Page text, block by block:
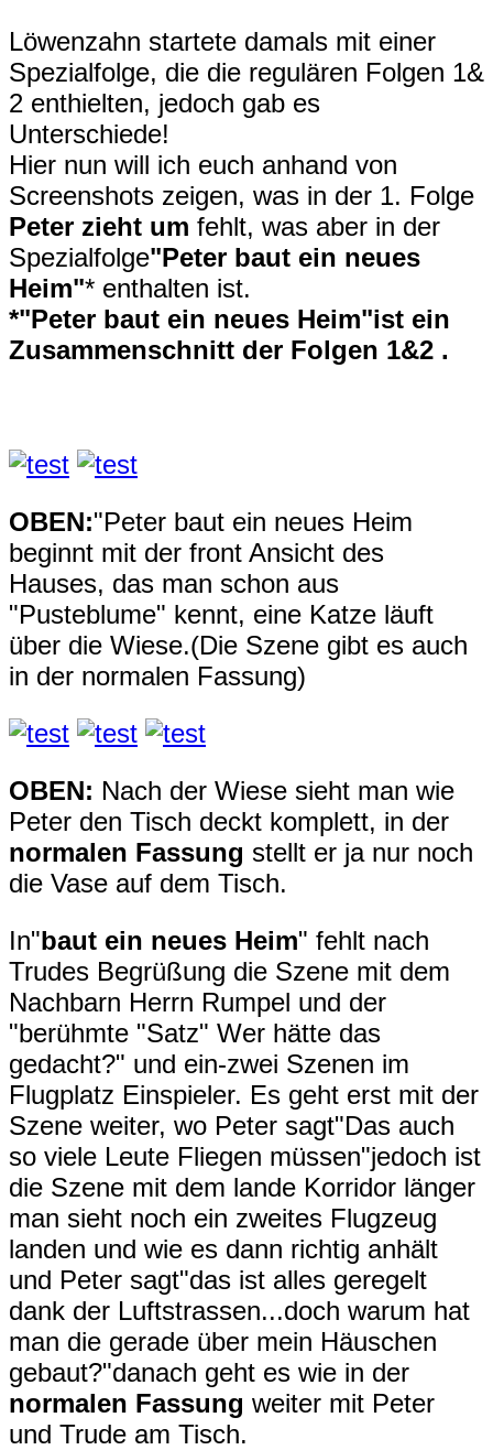
Löwenzahn startete damals mit einer
Spezialfolge, die die regulären Folgen 1&
2 enthielten, jedoch gab es
Unterschiede!
Hier nun will ich euch anhand von
Screenshots zeigen, was in der 1. Folge
Peter zieht um fehlt, was aber in der
Spezialfolge"Peter baut ein neues
Heim"* enthalten ist.
*"Peter baut ein neues Heim"ist ein
Zusammenschnitt der Folgen 1&2 .
OBEN:"Peter baut ein neues Heim
beginnt mit der front Ansicht des
Hauses, das man schon aus
"Pusteblume" kennt, eine Katze läuft
über die Wiese.(Die Szene gibt es auch
in der normalen Fassung)
OBEN: Nach der Wiese sieht man wie
Peter den Tisch deckt komplett, in der
normalen Fassung stellt er ja nur noch
die Vase auf dem Tisch.
In"baut ein neues Heim" fehlt nach
Trudes Begrüßung die Szene mit dem
Nachbarn Herrn Rumpel und der
"berühmte "Satz" Wer hätte das
gedacht?" und ein-zwei Szenen im
Flugplatz Einspieler. Es geht erst mit der
Szene weiter, wo Peter sagt"Das auch
so viele Leute Fliegen müssen"jedoch ist
die Szene mit dem lande Korridor länger
man sieht noch ein zweites Flugzeug
landen und wie es dann richtig anhält
und Peter sagt"das ist alles geregelt
dank der Luftstrassen...doch warum hat
man die gerade über mein Häuschen
gebaut?"danach geht es wie in der
normalen Fassung weiter mit Peter
und Trude am Tisch.